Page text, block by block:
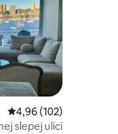
Priemerné
4,96 (102)
slepej ulici